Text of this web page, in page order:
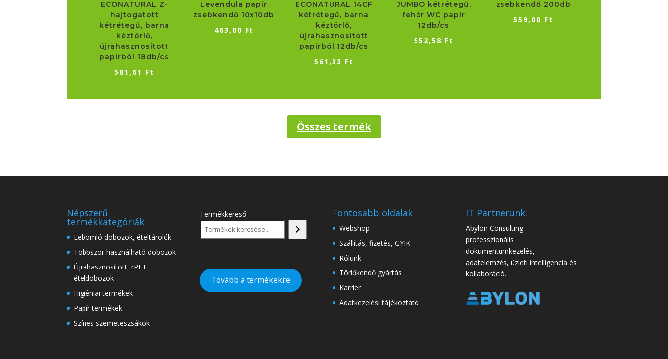
ECONATURAL Z-
hajtogatott
kétrétegű, barna
kéztörlő,
újrahasznosított
papírból 18db/cs
581,61 Ft
Levendula papír
zsebkendő 10x10db
463,00 Ft
ECONATURAL 14CF
kétrétegű, barna
kéztörlő,
újrahasznosított
papírból 12db/cs
561,33 Ft
JUMBO kétrétegű,
fehér WC papír
12db/cs
552,58 Ft
zsebkendő 200db
559,00 Ft
Összes termék
Népszerű
termékkategóriák
Lebomló dobozok, ételtárolók
Többször használható dobozok
Újrahasznosított, rPET
ételdobozok
Higiéniai termékek
Papír termékek
Színes szemeteszsákok
Termékkereső
Tovább a termékekre
Fontosabb oldalak
Webshop
Szállítás, fizetés, GYIK
Rólunk
Törlőkendő gyártás
Karrier
Adatkezelési tájékoztató
IT Partnerünk:
Abylon Consulting -
professzionális
dokumentumkezelés,
adatelemzés, üzleti intelligencia és
kollaboráció.